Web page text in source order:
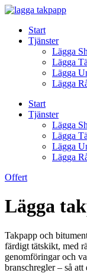
Skip
contentStart
Tjänster
Lägga
Lägga
Lägga
Lägga
Start
Tjänster
Lägga
Lägga
Lägga
Lägga
Offert
Lägga
Takpapp och
färdigt tätskikt, med
genomföringar och
branschregler – så